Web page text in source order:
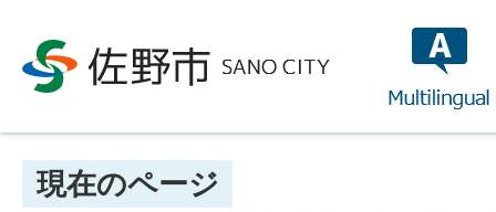
現在のページ